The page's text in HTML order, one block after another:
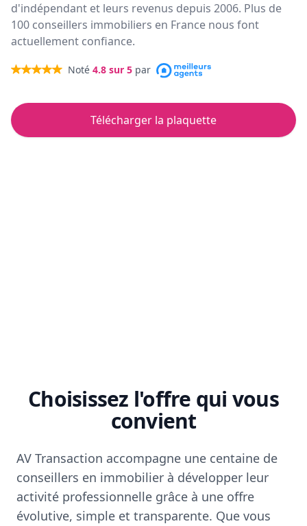
d'indépendant et leurs revenus depuis 2006. Plus de
100 conseillers immobiliers en France nous font
actuellement confiance.
Noté 4.8 sur 5 par
Télécharger la plaquette
Choisissez l'offre qui vous
convient
AV Transaction accompagne une centaine de
conseillers en immobilier à développer leur
activité professionnelle grâce à une offre
évolutive, simple et transparente. Que vous